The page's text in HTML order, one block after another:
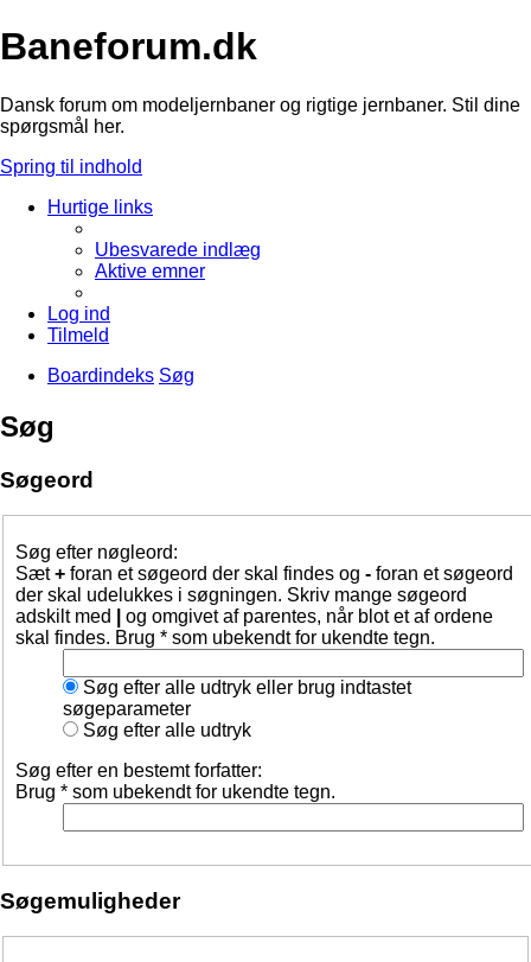
Baneforum.dk
Dansk forum om modeljernbaner og rigtige jernbaner. Stil dine
spørgsmål her.
Spring til indhold
Hurtige links
Ubesvarede indlæg
Aktive emner
Log ind
Tilmeld
Boardindeks Søg
Søg
Søgeord
Søg efter nøgleord:
Sæt+ foran et søgeord der skal findes og - foran et søgeord
der skal udelukkes i søgningen. Skriv mange søgeord
adskilt med
og omgivet af parentes, når blot et af ordene
skal findes. Brug * som ubekendt for ukendte tegn.
Søg efter alle udtryk eller brug indtastet
søgeparameter
Søg efter alle udtryk
Søg efter en bestemt forfatter:
Brug * som ubekendt for ukendte tegn.
Søgemuligheder